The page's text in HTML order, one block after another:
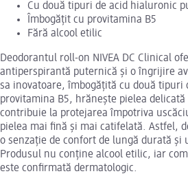
Cu două tipuri de acid hialuronic
Îmbogățit cu provitamina B5
Fără alcool etilic
Deodorantul roll-on NIVEA DC Clinical
antiperspirantă puternică și o îngrijire
sa inovatoare, îmbogățită cu două tipuri
provitamina B5, hrănește pielea
contribuie la protejarea împotriva
pielea mai fină și mai catifelată. Astfel,
o senzație de confort de lungă durată și
Produsul nu conține alcool etilic, iar
este confirmată dermatologic.